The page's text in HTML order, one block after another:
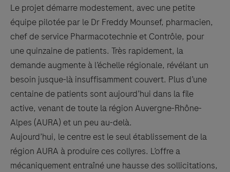
Le projet démarre modestement, avec une petite
équipe pilotée par le Dr Freddy Mounsef, pharmacien,
chef de service Pharmacotechnie et Contrôle, pour
une quinzaine de patients. Très rapidement, la
demande augmente à l’échelle régionale, révélant un
besoin jusque-là insuffisamment couvert. Plus d’une
centaine de patients sont aujourd’hui dans la file
active, venant de toute la région Auvergne-Rhône-
Alpes (AURA) et un peu au-delà.
Aujourd’hui, le centre est le seul établissement de la
région AURA à produire ces collyres. L’offre a
mécaniquement entraîné une hausse des sollicitations,